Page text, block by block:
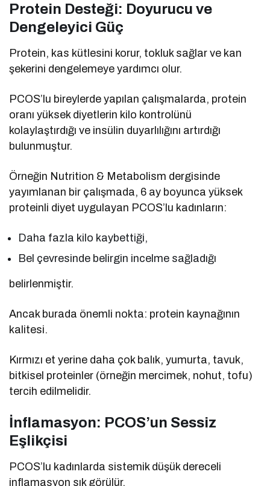
Protein Desteği: Doyurucu ve
Dengeleyici Güç
Protein, kas kütlesini korur, tokluk sağlar ve kan
şekerini dengelemeye yardımcı olur.
PCOS’lu bireylerde yapılan çalışmalarda, protein
oranı yüksek diyetlerin kilo kontrolünü
kolaylaştırdığı ve insülin duyarlılığını artırdığı
bulunmuştur.
Örneğin Nutrition & Metabolism dergisinde
yayımlanan bir çalışmada, 6 ay boyunca yüksek
proteinli diyet uygulayan PCOS’lu kadınların:
Daha fazla kilo kaybettiği,
Bel çevresinde belirgin incelme sağladığı
belirlenmiştir.
Ancak burada önemli nokta: protein kaynağının
kalitesi.
Kırmızı et yerine daha çok balık, yumurta, tavuk,
bitkisel proteinler (örneğin mercimek, nohut, tofu)
tercih edilmelidir.
İnflamasyon: PCOS’un Sessiz
Eşlikçisi
PCOS’lu kadınlarda sistemik düşük dereceli
inflamasyon sık görülür.